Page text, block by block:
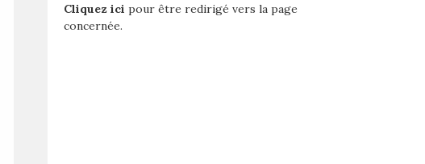
Cliquez ici pour être redirigé vers la page
concernée.